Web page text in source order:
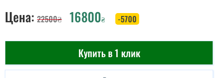
Цена: 22500₴ 16800₴ -5700
Купить в 1 клик